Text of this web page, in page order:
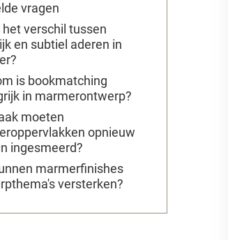
vragen
het verschil tussen
en subtiel aderen in
is bookmatching
in marmerontwerp?
moeten
opnieuw
ingesmeerd?
marmerfinishes
versterken?